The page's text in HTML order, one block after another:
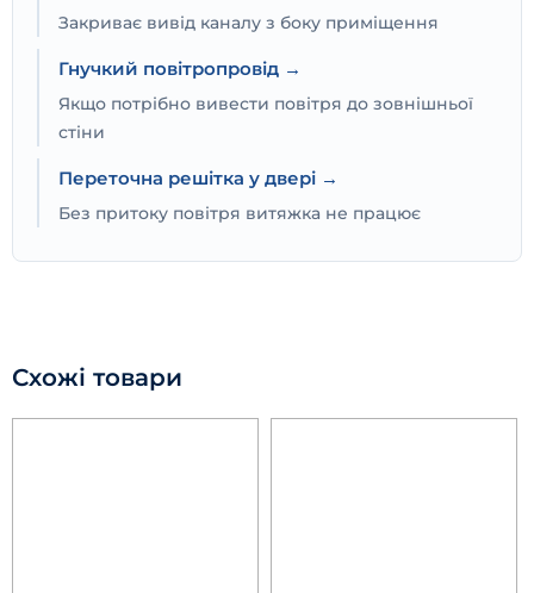
Закриває вивід каналу з боку приміщення
Гнучкий повітропровід →
Якщо потрібно вивести повітря до зовнішньої
стіни
Переточна решітка у двері →
Без притоку повітря витяжка не працює
Схожі товари